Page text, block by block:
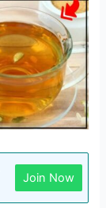
Join Now